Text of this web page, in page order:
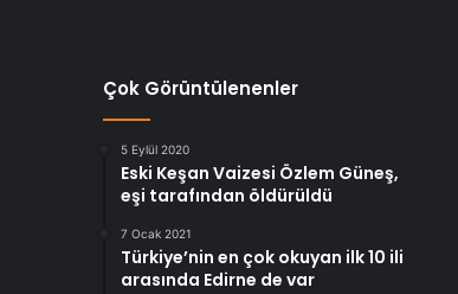
Çok Görüntülenenler
5 Eylül 2020
Eski Keşan Vaizesi Özlem Güneş,
eşi tarafından öldürüldü
7 Ocak 2021
Türkiye’nin en çok okuyan ilk 10 ili
arasında Edirne de var